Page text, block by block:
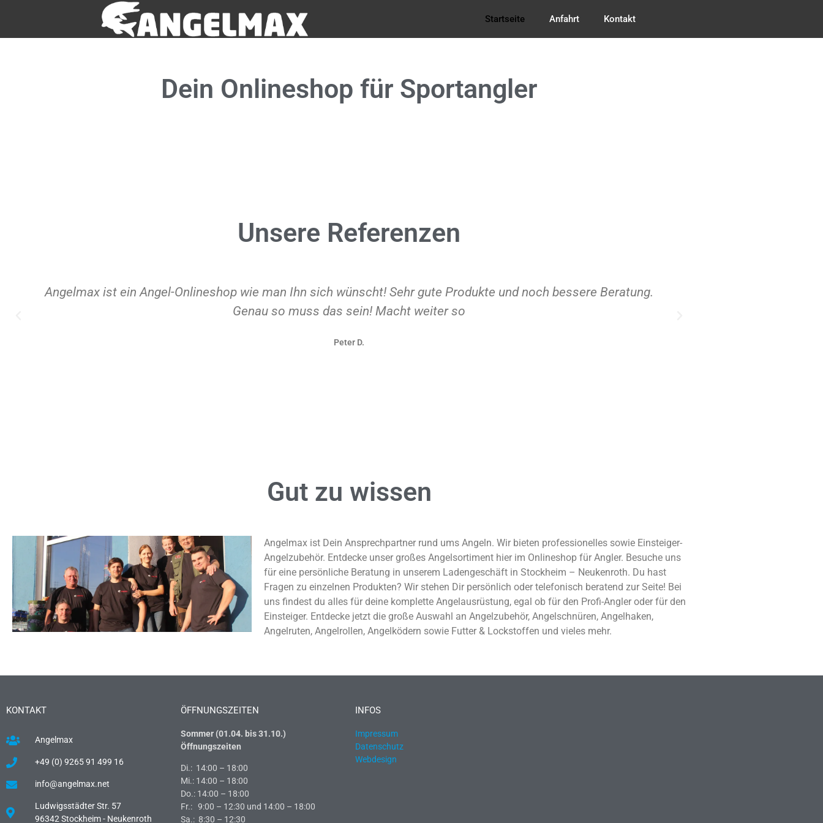
Startseite Anfahrt Kontakt
Dein Onlineshop für Sportangler
Unsere Referenzen
Angelmax ist ein Angel-Onlineshop wie man Ihn sich wünscht! Sehr gute Produkte und noch bessere Beratung.
Genau so muss das sein! Macht weiter so
Peter D.
Gut zu wissen
Angelmax ist Dein Ansprechpartner rund ums Angeln. Wir bieten professionelles sowie Einsteiger-
Angelzubehör. Entdecke unser großes Angelsortiment hier im Onlineshop für Angler. Besuche uns
für eine persönliche Beratung in unserem Ladengeschäft in Stockheim – Neukenroth. Du hast
Fragen zu einzelnen Produkten? Wir stehen Dir persönlich oder telefonisch beratend zur Seite! Bei
uns findest du alles für deine komplette Angelausrüstung, egal ob für den Profi-Angler oder für den
Einsteiger. Entdecke jetzt die große Auswahl an Angelzubehör, Angelschnüren, Angelhaken,
Angelruten, Angelrollen, Angelködern sowie Futter & Lockstoffen und vieles mehr.
KONTAKT
Angelmax
+49 (0) 9265 91 499 16
info@angelmax.net
Ludwigsstädter Str. 57
96342 Stockheim - Neukenroth
ÖFFNUNGSZEITEN
Sommer (01.04. bis 31.10.)
Öffnungszeiten
Di.: 14:00 – 18:00
Mi.: 14:00 – 18:00
Do.: 14:00 – 18:00
Fr.: 9:00 – 12:30 und 14:00 – 18:00
Sa.: 8:30 – 12:30
INFOS
Impressum
Datenschutz
Webdesign